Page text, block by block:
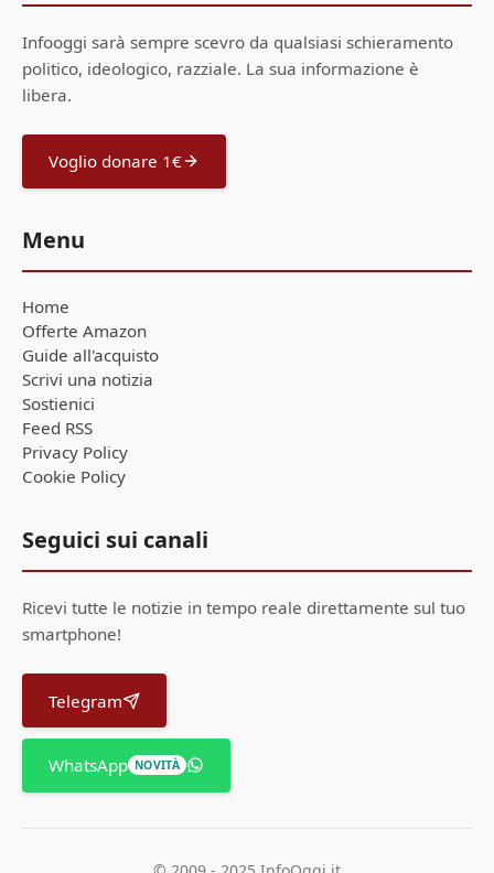
Infooggi sarà sempre scevro da qualsiasi schieramento
politico, ideologico, razziale. La sua informazione è
libera.
Voglio donare 1€
Menu
Home
Offerte Amazon
Guide all'acquisto
Scrivi una notizia
Sostienici
Feed RSS
Privacy Policy
Cookie Policy
Seguici sui canali
Ricevi tutte le notizie in tempo reale direttamente sul tuo
smartphone!
Telegram
WhatsApp NOVITÀ